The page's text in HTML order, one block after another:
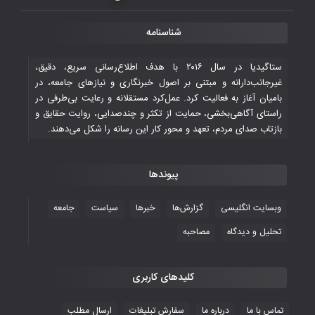
تاریخی ایران
جوانان فوتسالیست کشور با گلباران تایلند به
فینال رفتند
۲۸ October ۲۰۲۵
با شکست چین، فوتسال‌بازان جوان
۲۶ October ۲۰۲۵
شناسنامه
ستاگیدیا در سال ۲۰۱۶ با هدف اطلاع‌رسانی سریع، دقیق،
غیرجانب‌دارانه و مبتنی بر اصول خبرنگاری و نیازهای جامعه، در
بامیان آغاز به فعالیت کرد. عمل‌کرد مستقلانه و رعایت بی‌طرفی در
راستای آگاهی‌بخشی، حمایت از تکثر و چندصدایی، روایت حقایق و
بازتاب صدای مردم، تعهد و محور کار این رسانه را شکل می‌دهند.
پیوندها
وبسایت انگلیسی گزارش‌ها خبرها سیاست
جامعه
تحلیل و دیدگاه
مصاحبه
کلیدهای کاربری
تماس با ما درباره ما سفارش تبلیغات ارسال مطلب